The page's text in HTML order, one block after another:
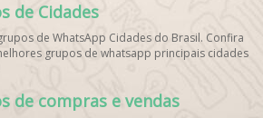
de Cidades
de WhatsApp Cidades do Brasil. Confira
grupos de whatsapp principais cidades
de compras e vendas